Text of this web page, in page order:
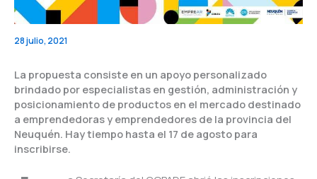
28 julio, 2021
La propuesta consiste en un apoyo personalizado
brindado por especialistas en gestión, administración y
posicionamiento de productos en el mercado destinado
a emprendedoras y emprendedores de la provincia del
Neuquén. Hay tiempo hasta el 17 de agosto para
inscribirse.